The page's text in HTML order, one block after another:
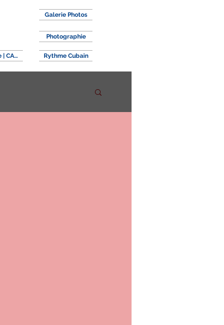
Centre | CAFE
Galerie Photos
Photographie
Rythme Cubain